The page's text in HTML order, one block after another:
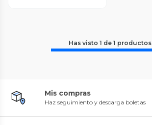
Has visto 1 de 1 productos
Mis compras
Haz seguimiento y descarga boletas